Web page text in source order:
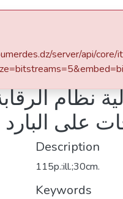
Faculté des Sciences Economiques, Commerciales et des Sciences de Gestion
نظام
على
Description
115p.:ill.;30cm.
Keywords
server/api/